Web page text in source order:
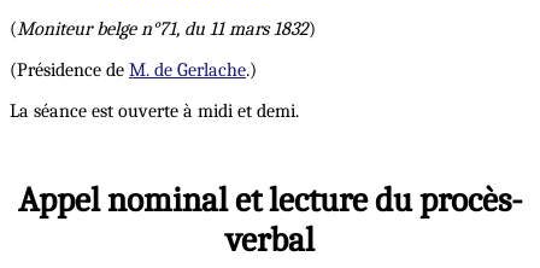
(Moniteur belge n°71, du 11 mars 1832)
(Présidence de M. de Gerlache.)
La séance est ouverte à midi et demi.
Appel nominal et lecture du procès-
verbal